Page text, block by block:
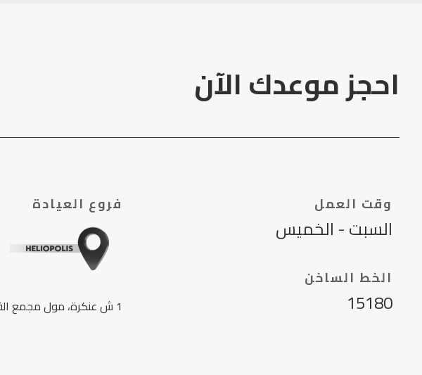
احجز موعدك الآن
وقت العمل
السبت - الخميس
الخط الساخن
15180
فروع العيادة
1 ش عنكرة، مول مجمع القاهرة الدور 4 القاهرة مصر.